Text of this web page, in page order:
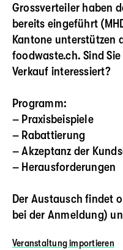
Grossverteiler haben
bereits eingeführt
Kantone unterstützen
foodwaste.ch. Sind
Verkauf interessiert?
Programm:
– Praxisbeispiele
– Rabattierung
– Akzeptanz der
– Herausforderungen
Der Austausch findet
bei der Anmeldung)
Veranstaltungimportieren